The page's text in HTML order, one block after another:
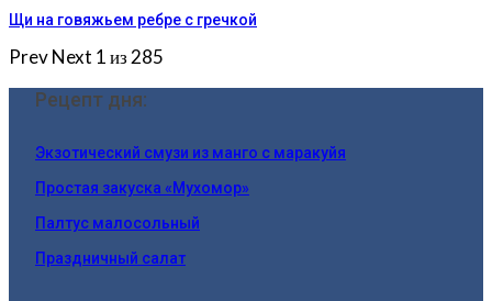
Щи на говяжьем ребре с гречкой
PrevNext 1 из 285
Рецепт дня:
Экзотический смузи из манго с маракуйя
Простая закуска «Мухомор»
Палтус малосольный
Праздничный салат